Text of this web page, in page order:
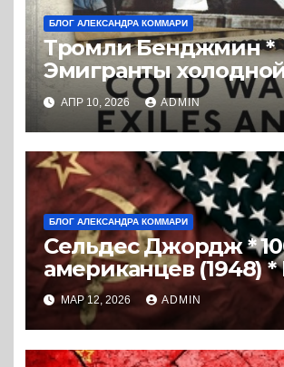
БЛОГ АЛЕКСАНДРА КОММАРИ
Тромли Бенджмин *
Эмигранты
войны и ЦРУ:
целью
России (2019) *
книги
АПР 10, 2026 ADMIN
БЛОГ АЛЕКСАНДРА КОММАРИ
Сельдес Джордж *
американцев (1948) *
МАР 12, 2026 ADMIN